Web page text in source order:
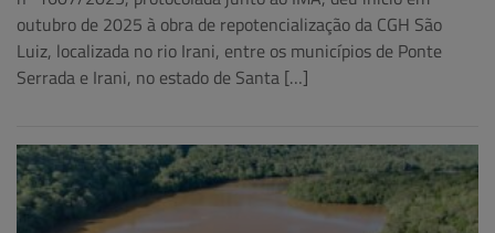
outubro de 2025 à obra de repotencialização da CGH São
Luiz, localizada no rio Irani, entre os municípios de Ponte
Serrada e Irani, no estado de Santa […]